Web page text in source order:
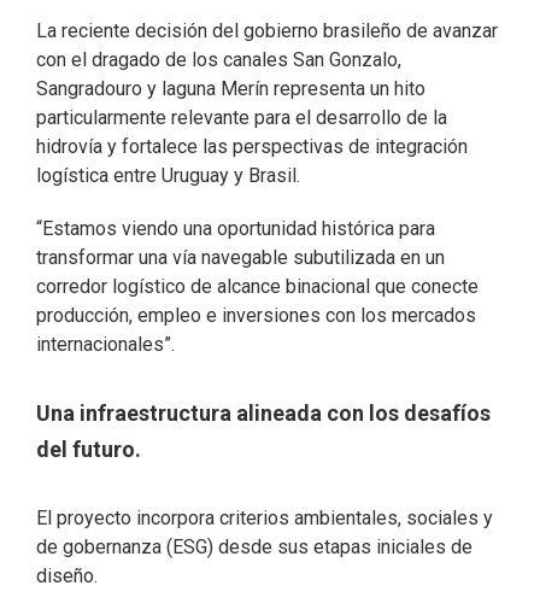
La reciente decisión del gobierno brasileño de avanzar
con el dragado de los canales San Gonzalo,
Sangradouro y laguna Merín representa un hito
particularmente relevante para el desarrollo de la
hidrovía y fortalece las perspectivas de integración
logística entre Uruguay y Brasil.
“Estamos viendo una oportunidad histórica para
transformar una vía navegable subutilizada en un
corredor logístico de alcance binacional que conecte
producción, empleo e inversiones con los mercados
internacionales”.
Una infraestructura alineada con los desafíos
del futuro.
El proyecto incorpora criterios ambientales, sociales y
de gobernanza (ESG) desde sus etapas iniciales de
diseño.